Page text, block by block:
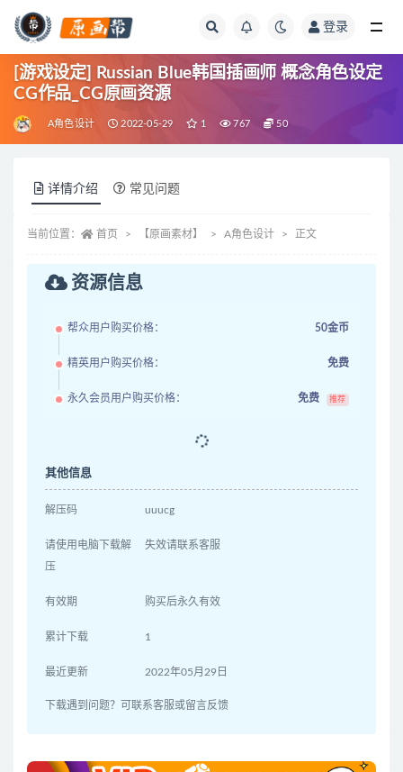
登录
[游戏设定] Russian Blue韩国插画师 概念角色设定
CG作品_CG原画资源
A角色设计 2022-05-29 1 767 50
详情介绍 常见问题
当前位置： 首页 【原画素材】 A角色设计 正文
资源信息
帮众用户购买价格： 50金币
精英用户购买价格： 免费
永久会员用户购买价格： 免费 推荐
其他信息
解压码 uuucg
请使用电脑下载解
压
失效请联系客服
有效期 购买后永久有效
累计下载 1
最近更新 2022年05月29日
下载遇到问题？可联系客服或留言反馈